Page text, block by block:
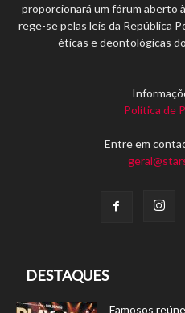
proporcionará um fórum aberto
rege-se pelas leis da República
éticas e deontológicas
Política de
Entre em
DESTAQUES
Famosos